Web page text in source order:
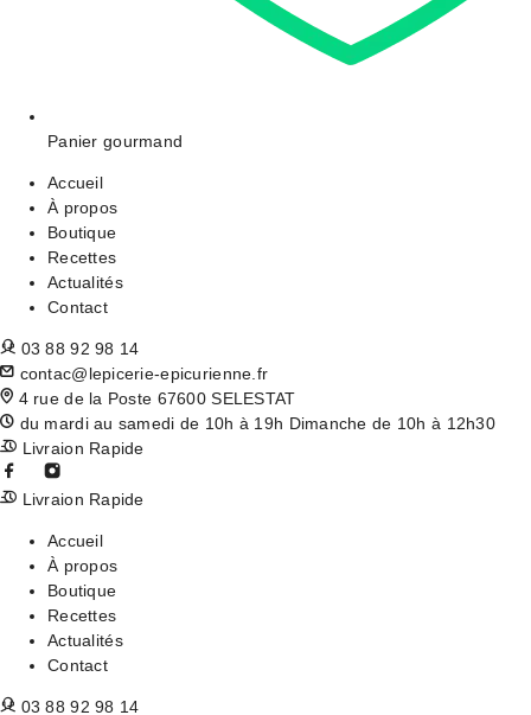
Panier gourmand
Accueil
À propos
Boutique
Recettes
Actualités
Contact
03 88 92 98 14
contac@lepicerie-epicurienne.fr
4 rue de la Poste 67600 SELESTAT
du mardi au samedi de 10h à 19h Dimanche de 10h à 12h30
Livraion Rapide
Livraion Rapide
Accueil
À propos
Boutique
Recettes
Actualités
Contact
03 88 92 98 14